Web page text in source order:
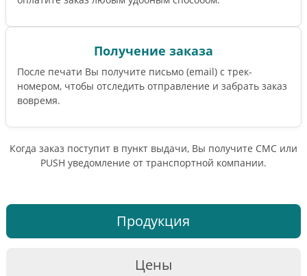
Получение заказа
После печати Вы получите письмо (email) c трек-
номером, чтобы отследить отправление и забрать заказ
вовремя.
Когда заказ поступит в пункт выдачи, Вы получите СМС или
PUSH уведомление от транспортной компании.
Продукция
Цены